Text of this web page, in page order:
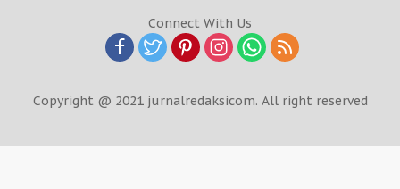
Connect With Us
Copyright @ 2021 jurnalredaksicom. All right reserved